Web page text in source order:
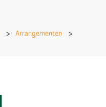
> Arrangementen
>